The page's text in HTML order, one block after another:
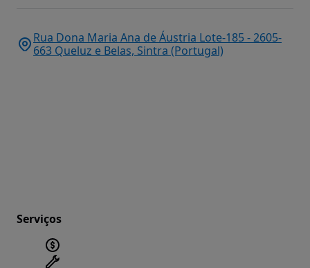
Rua Dona Maria Ana de Áustria Lote-185 - 2605-
663 Queluz e Belas, Sintra (Portugal)
Serviços